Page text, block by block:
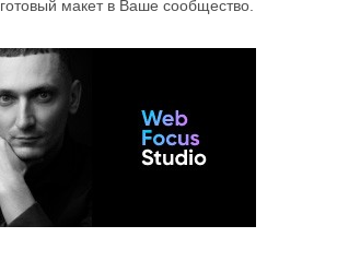
макет в Ваше сообщество.